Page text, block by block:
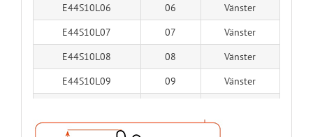
E44S10L06
06
Vänster
E44S10L07
07
Vänster
E44S10L08
08
Vänster
E44S10L09
09
Vänster
E44S10L11